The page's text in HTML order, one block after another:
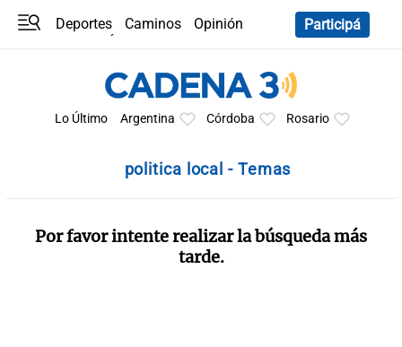
Deportes Caminos
Opinión
Participá
Lo Último Argentina Córdoba Rosario
politica local - Temas
Por favor intente realizar la búsqueda más
tarde.